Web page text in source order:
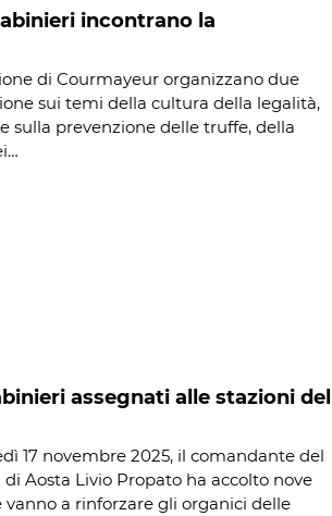
incontrano la
di Courmayeur organizzano due
sui temi della cultura della legalità,
sulla prevenzione delle truffe, della
assegnati alle stazioni del
17 novembre 2025, il comandante del
Aosta Livio Propato ha accolto nove
a rinforzare gli organici delle